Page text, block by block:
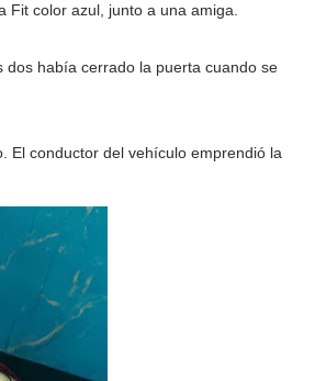
Fit color azul, junto a una amiga.
dos había cerrado la puerta cuando se
El conductor del vehículo emprendió la